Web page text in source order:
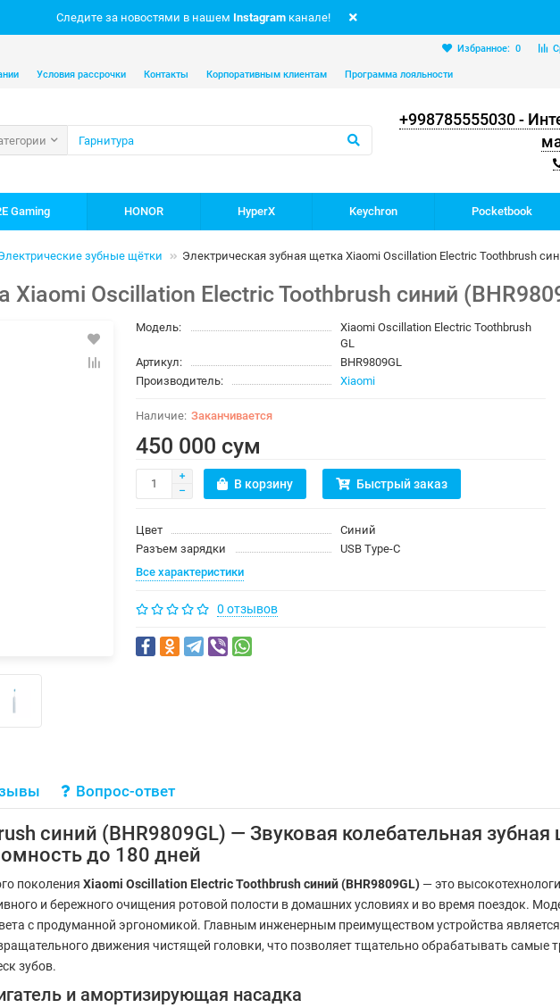
Следите за новостями в нашем Instagram канале!
Избранное: 0
Условия рассрочки Контакты Корпоративным клиентам Программа лояльности
+998785555030 -
Gaming HONOR HyperX Keychron Pocketbook
зубные щётки Электрическая зубная щетка Xiaomi Oscillation Electric Toothbrush
Xiaomi Oscillation Electric Toothbrush синий
Модель:
Xiaomi Oscillation Electric Toothbrush
GL
Артикул:
BHR9809GL
Производитель:
Xiaomi
Заканчивается
450 000 сум
В корзину Быстрый заказ
Цвет
Синий
Разъем зарядки
USB Type-C
Все характеристики
0 отзывов
Вопрос-ответ
синий (BHR9809GL) — Звуковая колебательная
до 180 дней
поколения Xiaomi Oscillation Electric Toothbrush синий (BHR9809GL) — это
и бережного очищения ротовой полости в домашних условиях и во время поездок.
с продуманной эргономикой. Главным инженерным преимуществом устройства
движения чистящей головки, что позволяет тщательно обрабатывать самые
зубов.
и амортизирующая насадка